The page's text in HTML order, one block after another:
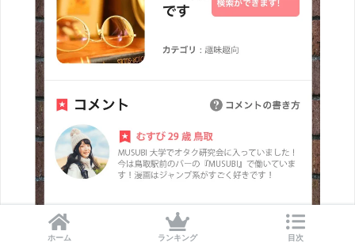
ホーム ランキング 目次